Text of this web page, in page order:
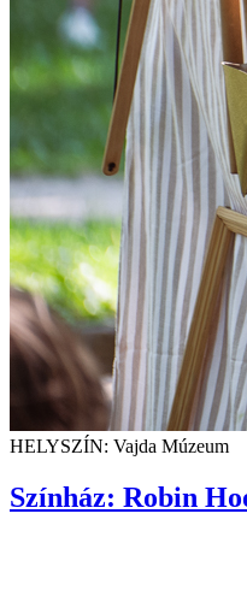
HELYSZÍN: Vajda Múzeum
Színház: Robin